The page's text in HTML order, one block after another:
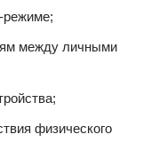
режиме;
между личными
физического